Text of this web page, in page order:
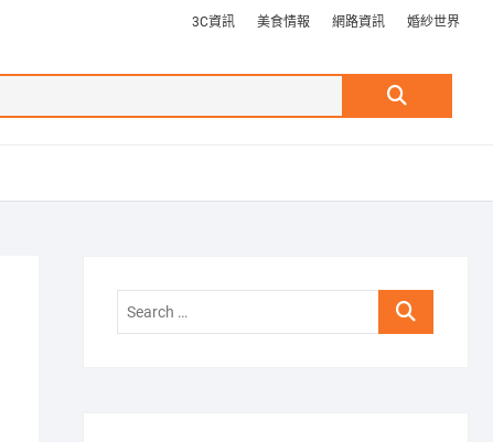
3C資訊 美食情報 網路資訊 婚紗世界
Search
Search